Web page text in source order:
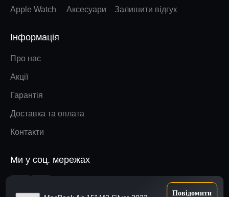
Повідомити
Apple Watch Аксесуари Залишити відгук
Інформація
Про нас
Акції
Гарантія
Доставка та оплата
Контакти
Ми у соц. мережах
Наверх